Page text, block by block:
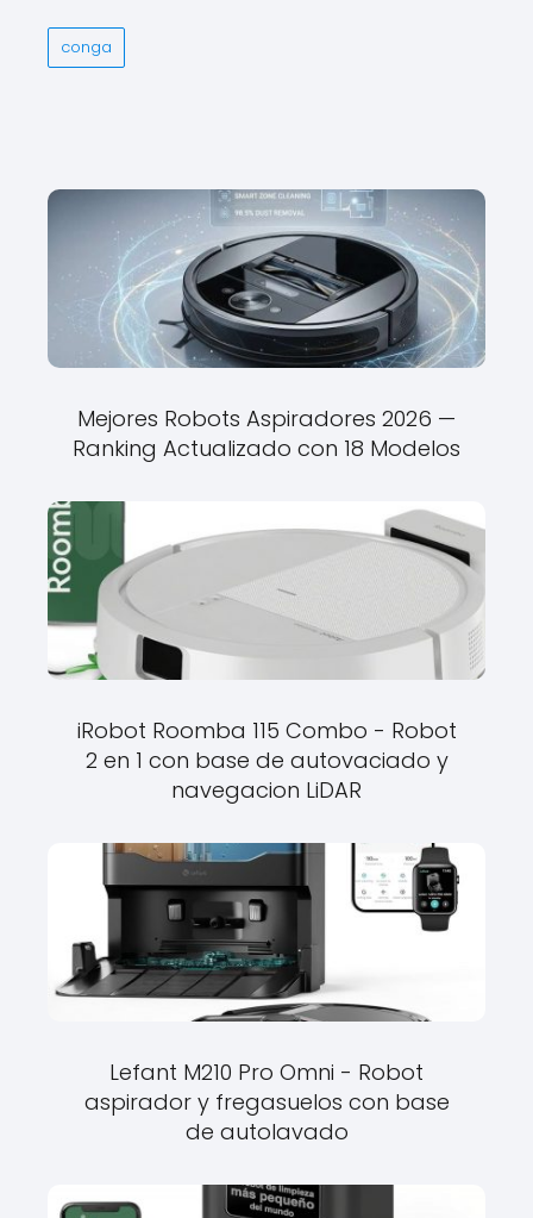
conga
Mejores Robots Aspiradores 2026 —
Ranking Actualizado con 18 Modelos
iRobot Roomba 115 Combo - Robot
2 en 1 con base de autovaciado y
navegacion LiDAR
Lefant M210 Pro Omni - Robot
aspirador y fregasuelos con base
de autolavado